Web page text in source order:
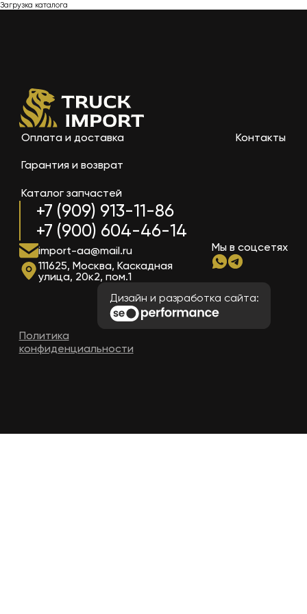
Загрузка каталога
+7 (909) 913-11-86
+7 (900) 604-46-14
Оплата и доставка
Гарантия и возврат
Каталог запчастей
Контакты
import-aa@mail.ru
111625, Москва, Каскадная
улица, 20к2, пом.1
Мы в соцсетях
Дизайн и разработка сайта:
Политика
конфиденциальности